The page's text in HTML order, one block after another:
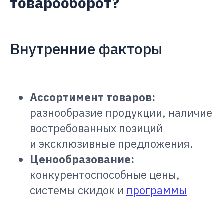
Внутренние факторы
Ассортимент товаров:
разнообразие продукции, наличие
востребованных позиций
и эксклюзивные предложения.
Ценообразование:
конкурентоспособные цены,
системы скидок и программы